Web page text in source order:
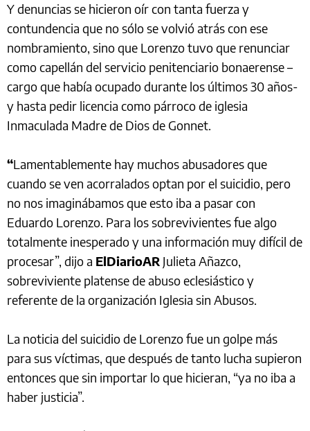
Y denuncias se hicieron oír con tanta fuerza y
contundencia que no sólo se volvió atrás con ese
nombramiento, sino que Lorenzo tuvo que renunciar
como capellán del servicio penitenciario bonaerense –
cargo que había ocupado durante los últimos 30 años-
y hasta pedir licencia como párroco de iglesia
Inmaculada Madre de Dios de Gonnet.
“Lamentablemente hay muchos abusadores que
cuando se ven acorralados optan por el suicidio, pero
no nos imaginábamos que esto iba a pasar con
Eduardo Lorenzo. Para los sobrevivientes fue algo
totalmente inesperado y una información muy difícil de
procesar”, dijo a ElDiarioAR Julieta Añazco,
sobreviviente platense de abuso eclesiástico y
referente de la organización Iglesia sin Abusos.
La noticia del suicidio de Lorenzo fue un golpe más
para sus víctimas, que después de tanto lucha supieron
entonces que sin importar lo que hicieran, “ya no iba a
haber justicia”.